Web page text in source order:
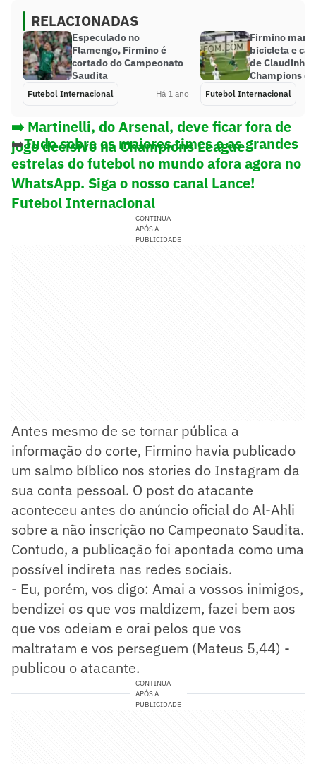
RELACIONADAS
Especulado no
Flamengo, Firmino é
cortado do Campeonato
Saudita
Futebol Internacional Há 1 ano
Firmino
bicicleta e
de Claudinho
Champions
Futebol Internacional
➡️ Martinelli, do Arsenal, deve ficar fora de
jogo decisivo na Champions League
➡️Tudo sobre os maiores times e as grandes
estrelas do futebol no mundo afora agora no
WhatsApp. Siga o nosso canal Lance!
Futebol Internacional
CONTINUA
APÓS A
PUBLICIDADE
Antes mesmo de se tornar pública a
informação do corte, Firmino havia publicado
um salmo bíblico nos stories do Instagram da
sua conta pessoal. O post do atacante
aconteceu antes do anúncio oficial do Al-Ahli
sobre a não inscrição no Campeonato Saudita.
Contudo, a publicação foi apontada como uma
possível indireta nas redes sociais.
- Eu, porém, vos digo: Amai a vossos inimigos,
bendizei os que vos maldizem, fazei bem aos
que vos odeiam e orai pelos que vos
maltratam e vos perseguem (Mateus 5,44) -
publicou o atacante.
CONTINUA
APÓS A
PUBLICIDADE